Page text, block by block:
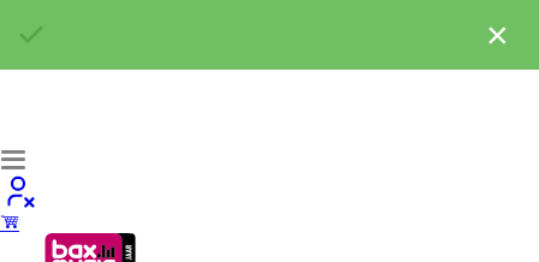
×